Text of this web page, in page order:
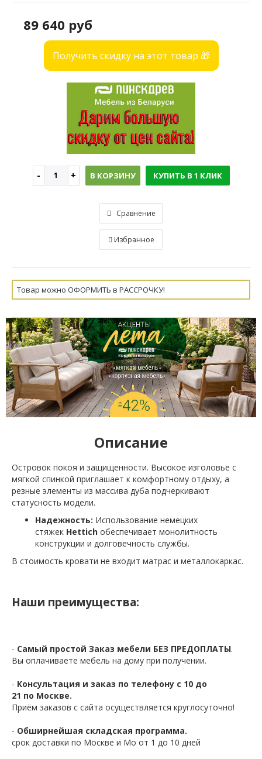
89 640 руб
Получить скидку на этот товар 🎁
В КОРЗИНУ КУПИТЬ В 1 КЛИК
Сравнение
Избранное
Товар можно ОФОРМИТЬ в РАССРОЧКУ!
Описание
Островок покоя и защищенности. Высокое изголовье с
мягкой спинкой приглашает к комфортному отдыху, а
резные элементы из массива дуба подчеркивают
статусность модели.
Надежность: Использование немецких
стяжек Hettich обеспечивает монолитность
конструкции и долговечность службы.
В стоимость кровати не входит матрас и металлокаркас.
Наши преимущества:
- Самый простой Заказ мебели БЕЗ ПРЕДОПЛАТЫ.
Вы оплачиваете мебель на дому при получении.
- Консультация и заказ по телефону с 10 до
21 по Москве.
Приём заказов с сайта осуществляется круглосуточно!
- Обширнейшая складская программа.
срок доставки по Москве и Мо от 1 до 10 дней